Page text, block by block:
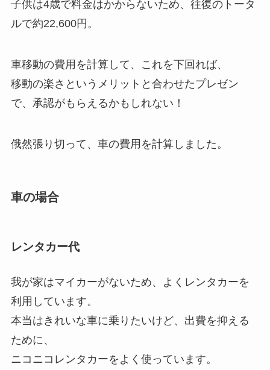
子供は4歳で料金はかからないため、往復のトータ
ルで約22,600円。
車移動の費用を計算して、これを下回れば、
移動の楽さというメリットと合わせたプレゼン
で、承認がもらえるかもしれない！
俄然張り切って、車の費用を計算しました。
車の場合
レンタカー代
我が家はマイカーがないため、よくレンタカーを
利用しています。
本当はきれいな車に乗りたいけど、出費を抑える
ために、
ニコニコレンタカーをよく使っています。